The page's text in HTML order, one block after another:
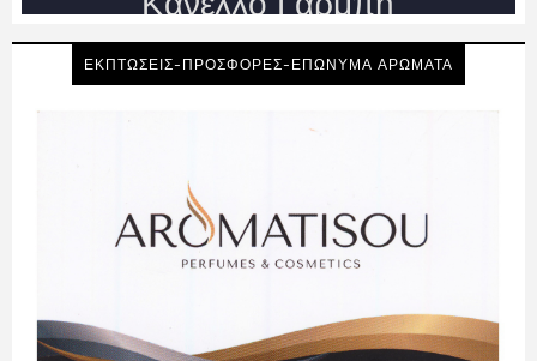
ΕΚΠΤΩΣΕΙΣ-ΠΡΟΣΦΟΡΕΣ-ΕΠΩΝΥΜΑ ΑΡΩΜΑΤΑ